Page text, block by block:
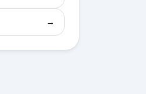
→